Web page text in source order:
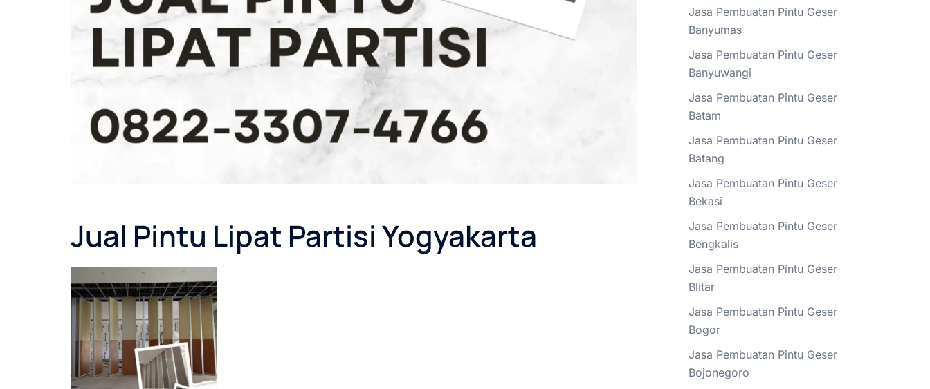
Jual Pintu Lipat Partisi Yogyakarta
Jasa Pembuatan Pintu Geser
Banyumas
Jasa Pembuatan Pintu Geser
Banyuwangi
Jasa Pembuatan Pintu Geser
Batam
Jasa Pembuatan Pintu Geser
Batang
Jasa Pembuatan Pintu Geser
Bekasi
Jasa Pembuatan Pintu Geser
Bengkalis
Jasa Pembuatan Pintu Geser
Blitar
Jasa Pembuatan Pintu Geser
Bogor
Jasa Pembuatan Pintu Geser
Bojonegoro